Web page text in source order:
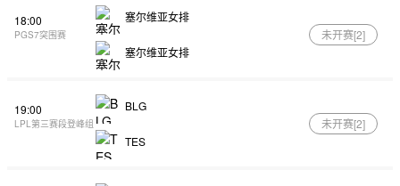
18:00
PGS7突围赛
塞尔维亚女排
塞尔维亚女排
未开赛[2]
19:00
LPL第三赛段登峰组
BLG
TES
未开赛[2]